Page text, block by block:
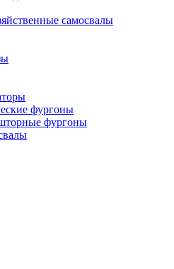
самосвалы
фургоны
фургоны